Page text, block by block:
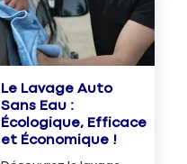
Le Lavage Auto
Sans Eau :
Écologique, Efficace
et Économique !